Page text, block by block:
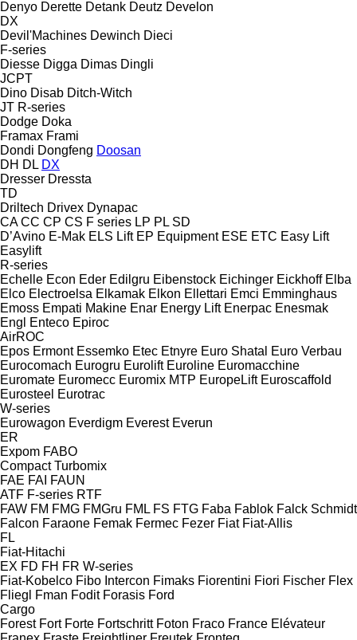
Denyo Derette Detank Deutz Develon
DX
Devil'Machines Dewinch Dieci
F-series
Diesse Digga Dimas Dingli
JCPT
Dino Disab Ditch-Witch
JT R-series
Dodge Doka
Framax Frami
Dondi Dongfeng Doosan
DH DL DX
Dresser Dressta
TD
Driltech Drivex Dynapac
CA CC CP CS F series LP PL SD
D’Avino E-Mak ELS Lift EP Equipment ESE ETC Easy Lift
Easylift
R-series
Echelle Econ Eder Edilgru Eibenstock Eichinger Eickhoff Elba
Elco Electroelsa Elkamak Elkon Ellettari Emci Emminghaus
Emoss Empati Makine Enar Energy Lift Enerpac Enesmak
Engl
Enteco Epiroc
AirROC
Epos Ermont Essemko Etec Etnyre Euro Shatal
Euro Verbau
Eurocomach Eurogru Eurolift Euroline Euromacchine
Euromate Euromecc Euromix MTP EuropeLift Euroscaffold
Eurosteel Eurotrac
W-series
Eurowagon Everdigm Everest Everun
ER
Expom FABO
Compact Turbomix
FAE FAI FAUN
ATF F-series RTF
FAW FM FMG FMGru FML FS FTG Faba Fablok Falck Schmidt
Falcon Faraone Femak Fermec Fezer Fiat Fiat-Allis
FL
Fiat-Hitachi
EX FD FH FR W-series
Fiat-Kobelco Fibo Intercon Fimaks Fiorentini Fiori Fischer Flex
Fliegl
Fman Fodit Forasis Ford
Cargo
Forest Fort Forte Fortschritt Foton Fraco France Elévateur